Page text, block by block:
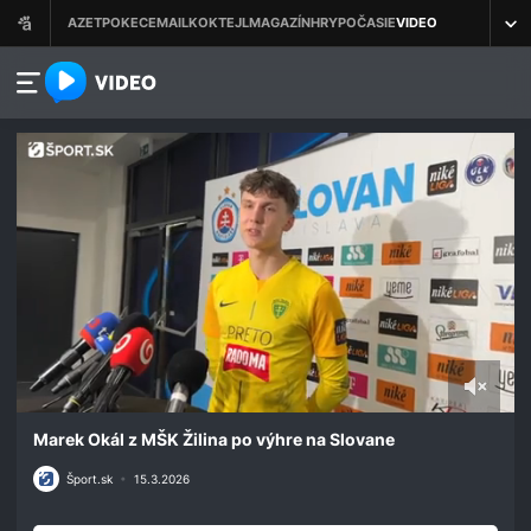
azet.video.sk
seconds
minutes,
Marek Okál z MŠK Žilina po výhre na Slovane
Šport.sk • 15.3.2026